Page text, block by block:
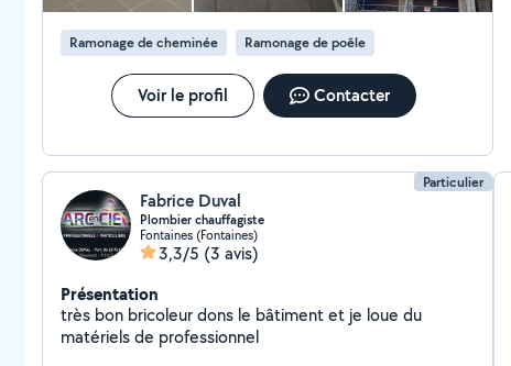
Ramonage de cheminée Ramonage de poêle
Voir le profil Contacter
Particulier
Fabrice Duval
Plombier chauffagiste
Fontaines (Fontaines)
3,3/5 (3 avis)
Présentation
très bon bricoleur dons le bâtiment et je loue du
matériels de professionnel